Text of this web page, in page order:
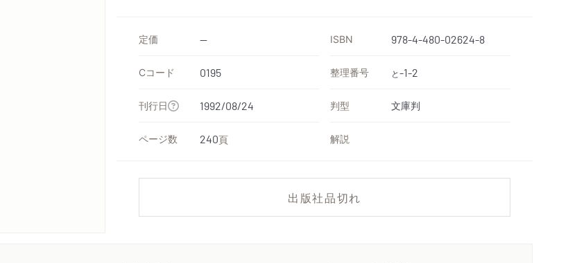
定価 -- ISBN 978-4-480-02624-8
Cコード 0195 整理番号 と-1-2
刊行日 1992/08/24 判型 文庫判
ページ数 240頁 解説
出版社品切れ